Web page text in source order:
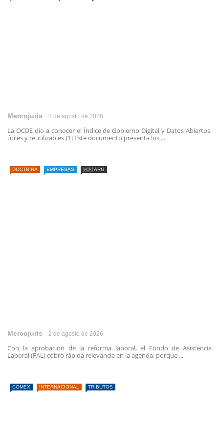
Mercojuris 2 de agosto de 2026
La OCDE dio a conocer el Índice de Gobierno Digital y Datos Abiertos,
útiles y reutilizables.[1] Este documento presenta los ...
DOCTRINA EMPRESAS 🇦🇷 ARG
Mercojuris 2 de agosto de 2026
Con la aprobación de la reforma laboral, el Fondo de Asistencia
Laboral (FAL) cobró rápida relevancia en la agenda, porque ...
COMEX INTERNACIONAL TRIBUTOS